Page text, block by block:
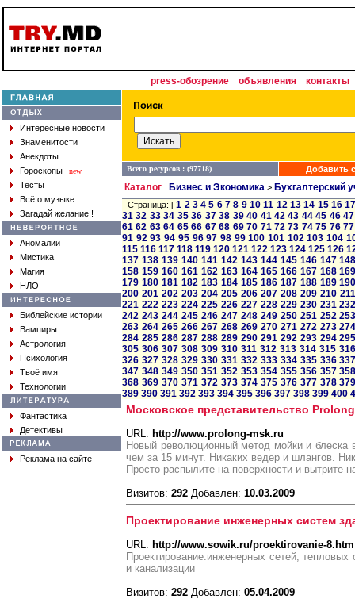
press-обозрение объявления контакты
Интересные новости
Знаменитости
Анекдоты
Гороскопы
new
Тесты
Всё о музыке
Загадай желание !
Аномалии
Мистика
Магия
НЛО
Библейские истории
Вампиры
Астрология
Психология
Твоё имя
Технологии
Фантастика
Детективы
Реклама на сайте
Всего ресурсов : (97718) Добавить
Каталог: Бизнес и Экономика > Бухгалтерский
Страница: [1 2 3 4 5 6 7 8 9 10 11 12 13 14 15 16
31 32 33 34 35 36 37 38 39 40 41 42 43 44 45 46 47
61 62 63 64 65 66 67 68 69 70 71 72 73 74 75 76 77
91 92 93 94 95 96 97 98 99 100 101 102 103 104
115 116 117 118 119 120 121 122 123 124 125 126
137 138 139 140 141 142 143 144 145 146 147
158 159 160 161 162 163 164 165 166 167 168
179 180 181 182 183 184 185 186 187 188 189
200 201 202 203 204 205 206 207 208 209 210 211
221 222 223 224 225 226 227 228 229 230 231
242 243 244 245 246 247 248 249 250 251 252
263 264 265 266 267 268 269 270 271 272 273
284 285 286 287 288 289 290 291 292 293 294
305 306 307 308 309 310 311 312 313 314 315 316
326 327 328 329 330 331 332 333 334 335 336
347 348 349 350 351 352 353 354 355 356 357
368 369 370 371 372 373 374 375 376 377 378
389 390 391 392 393 394 395 396 397 398 399 400
Московское представительство
URL: http://www.prolong-msk.ru
Новый революционный метод мойки и блеска
чем за 15 минут. Никаких ведер и шлангов.
Просто распылите на поверхности и вытрите
Визитов: 292 Добавлен: 10.03.2009
Проектирование инженерных систем
URL: http://www.sowik.ru/proektirovanie-8.htm
Проектирование:инженерных сетей,
и канализации
Визитов: 292 Добавлен: 05.04.2009